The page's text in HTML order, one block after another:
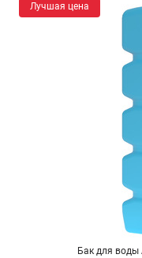
Лучшая цена
Бак для воды